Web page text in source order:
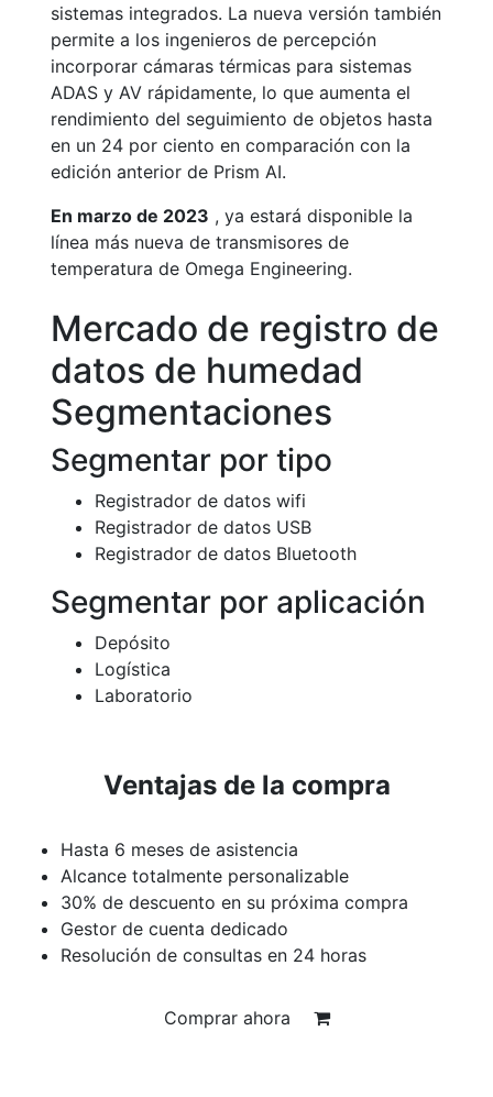
sistemas integrados. La nueva versión también
permite a los ingenieros de percepción
incorporar cámaras térmicas para sistemas
ADAS y AV rápidamente, lo que aumenta el
rendimiento del seguimiento de objetos hasta
en un 24 por ciento en comparación con la
edición anterior de Prism AI.
En marzo de 2023 , ya estará disponible la
línea más nueva de transmisores de
temperatura de Omega Engineering.
Mercado de registro de
datos de humedad
Segmentaciones
Segmentar por tipo
Registrador de datos wifi
Registrador de datos USB
Registrador de datos Bluetooth
Segmentar por aplicación
Depósito
Logística
Laboratorio
Ventajas de la compra
Hasta 6 meses de asistencia
Alcance totalmente personalizable
30% de descuento en su próxima compra
Gestor de cuenta dedicado
Resolución de consultas en 24 horas
Comprar ahora